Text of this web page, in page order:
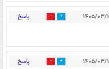
0 پاسخ
3 پاسخ